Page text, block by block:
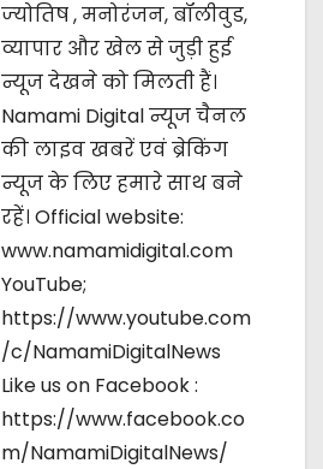
ज्‍योतिष , मनोरंजन, बॉलीवुड,
व्यापार और खेल से जुड़ी हुई
न्यूज देखने को मिलती हैं।
Namami Digital न्यूज चैनल
की लाइव खबरें एवं ब्रेकिंग
न्यूज के लिए हमारे साथ बने
रहें। Official website:
www.namamidigital.com
YouTube;
https://www.youtube.com
/c/NamamiDigitalNews
Like us on Facebook :
https://www.facebook.co
m/NamamiDigitalNews/